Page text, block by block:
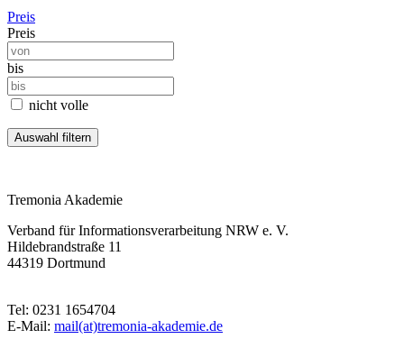
Preis
Preis
bis
nicht volle
Tremonia Akademie
Verband für Informationsverarbeitung NRW e. V.
Hildebrandstraße 11
44319 Dortmund
Tel: 0231 1654704
E-Mail: mail(at)tremonia-akademie.de